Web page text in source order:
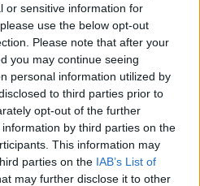
or sensitive information for
use the below opt-out
Please note that after your
you may continue seeing
personal information utilized by
to third parties prior to
opt-out of the further
by third parties on the
This information may
parties on the IAB’s List of
may further disclose it to other
parte di gara e distruggendo
si è piazzato al quinto posto
l’accesso diretto ai quarti di finale
mondiale Daniele Cassiani,
settimo posto Assoluto.
in autunno dopo un lungo
una gara perfettamente in linea
il sesto posto al fotofinish